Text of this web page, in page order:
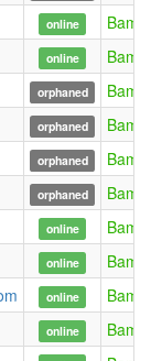
online
online
orphaned
orphaned
orphaned
orphaned
online
online
online
online